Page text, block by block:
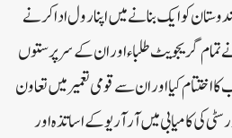
کو ایک بنانے میں اپنا رول ادا کرنے
تمام گریجویٹ طلباء اور ان کے سرپرستوں
اختتام کیا اور ان سے قومی تعمیر میں تعاون
کی کامیابی میں آر آر یو کے اساتذہ اور